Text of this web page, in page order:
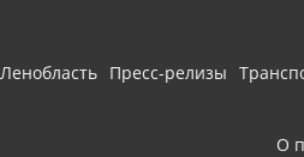
Ленобласть Пресс-релизы
О